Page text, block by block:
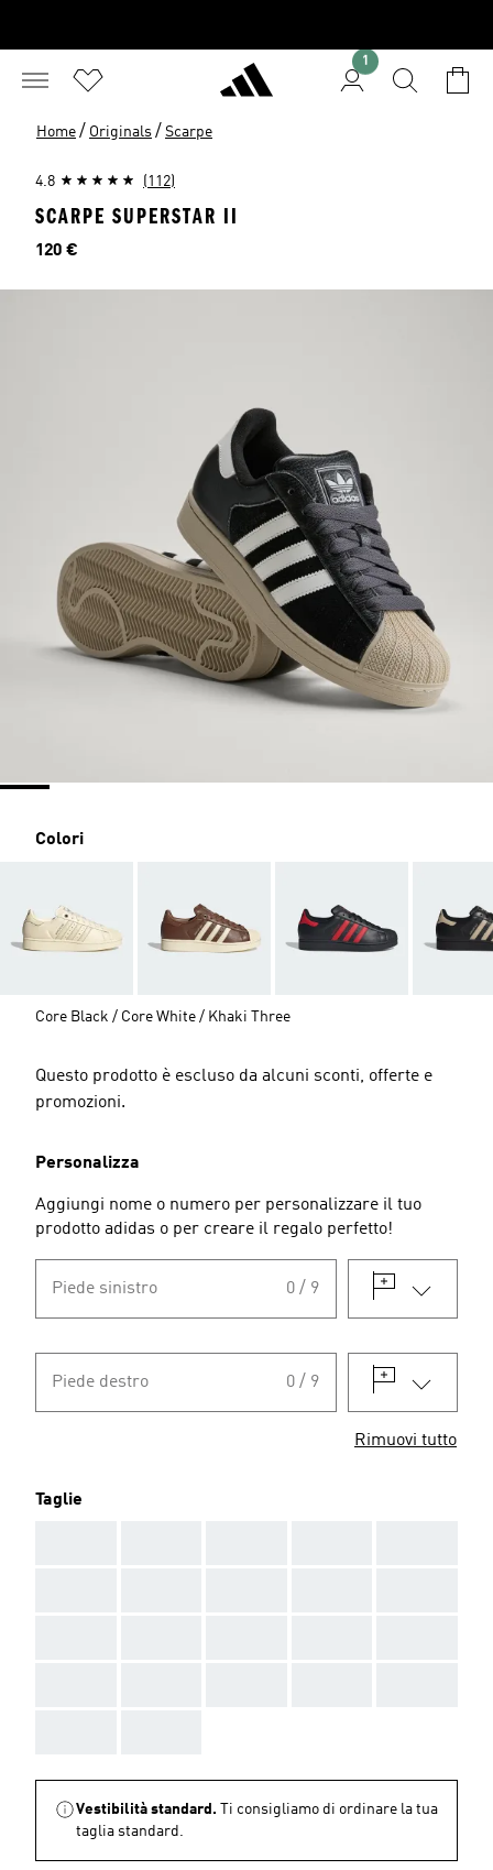
1
Home / Originals / Scarpe
4.8 (112)
SCARPE SUPERSTAR II
Prezzo
120 €
Colori
Core Black / Core White / Khaki Three
Questo prodotto è escluso da alcuni sconti, offerte e
promozioni.
Personalizza
Aggiungi nome o numero per personalizzare il tuo
prodotto adidas o per creare il regalo perfetto!
Piede sinistro 0 / 9
Piede destro 0 / 9
Rimuovi tutto
Taglie
Vestibilità standard.
Ti consigliamo di ordinare la tua
taglia standard.